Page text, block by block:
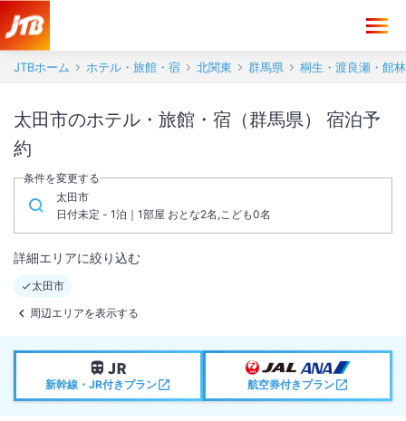
JTBホーム ホテル・旅館・宿 北関東 群馬県 桐生・渡良瀬・館林
太田市のホテル・旅館・宿（群馬県） 宿泊予
約
条件を変更する
太田市
日付未定 - 1泊｜1部屋 おとな2名,こども0名
詳細エリアに絞り込む
太田市
周辺エリアを表示する
新幹線・JR付きプラン 航空券付きプラン